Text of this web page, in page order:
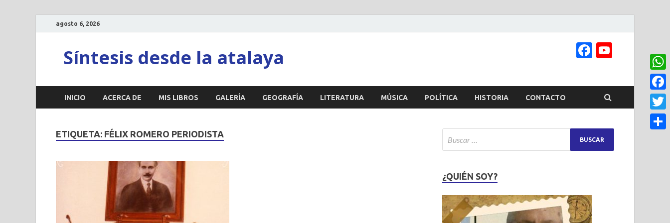
agosto 6, 2026
Síntesis desde la atalaya Facebook
Channel
INICIO ACERCA DE MIS LIBROS GALERÍA GEOGRAFÍA LITERATURA MÚSICA POLÍTICA HISTORIA CONTACTO
ETIQUETA: FÉLIX ROMERO PERIODISTA
¿QUIÉN SOY?